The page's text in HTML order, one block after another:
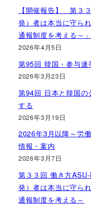
【開催報告】 第３
発）者は本当に守ら
通報制度を考える～」
2026年4月5日
第95回 韓国・参与連
2026年3月23日
第94回 日本と韓国の
する
2026年3月19日
2026年3月以降～労
情報・案内
2026年3月7日
第３３回 働き方
発）者は本当に守ら
通報制度を考える～